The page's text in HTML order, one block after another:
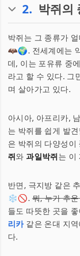
2. 박쥐의
박쥐는 그 종류가
🦇🌍. 전세계에는
데, 이는 포유류 중
라고 할 수 있다. 그
며 살아가고 있다.
아시아, 아프리카,
는 박쥐를 쉽게 발
은 박쥐의 다양성이
쥐와과일박쥐는 이
반면, 극지방 같은
❄️🚫.뭐, 누가 추
들도 따뜻한 곳을
리카같은 온대 지역
다.